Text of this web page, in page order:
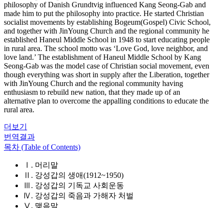
philosophy of Danish Grundtvig influenced Kang Seong-Gab and
made him to put the philosophy into practice. He started Christian
socialist movements by establishing Bogeum(Gospel) Civic School,
and together with JinYoung Church and the regional community he
established Haneul Middle School in 1948 to start educating people
in rural area. The school motto was ‘Love God, love neighbor, and
love land.’ The establishment of Haneul Middle School by Kang
Seong-Gab was the model case of Christian social movement, even
though everything was short in supply after the Liberation, together
with JinYoung Church and the regional community having
enthusiasm to rebuild new nation, that they made up of an
alternative plan to overcome the appalling conditions to educate the
rural area.
더보기
번역결과
목차 (Table of Contents)
Ⅰ. 머리말
Ⅱ. 강성갑의 생애(1912~1950)
Ⅲ. 강성갑의 기독교 사회운동
Ⅳ. 강성갑의 죽음과 가해자 처벌
Ⅴ. 맺음말